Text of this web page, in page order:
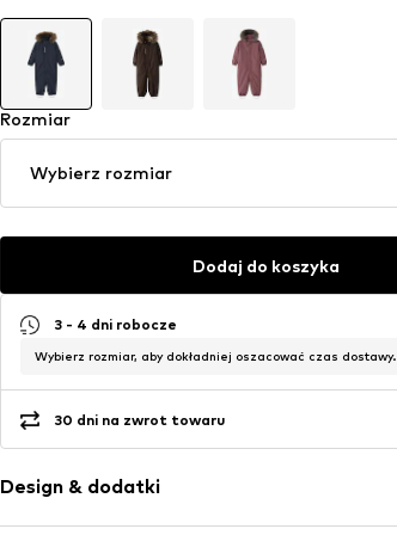
Rozmiar
Wybierz rozmiar
Dodaj do koszyka
3 - 4 dni robocze
Wybierz rozmiar, aby dokładniej oszacować czas dostawy.
30 dni na zwrot towaru
Design & dodatki